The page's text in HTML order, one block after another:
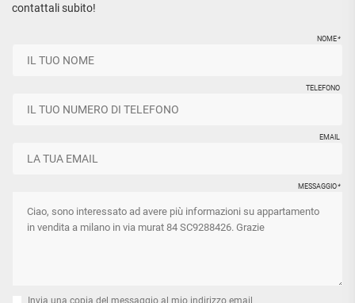
contattali subito!
NOME*
TELEFONO
EMAIL
MESSAGGIO*
Invia una copia del messaggio al mio indirizzo email